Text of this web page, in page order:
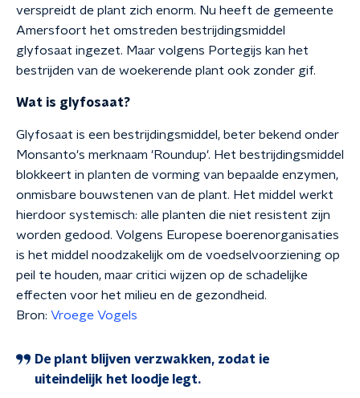
verspreidt de plant zich enorm. Nu heeft de gemeente
Amersfoort het omstreden bestrijdingsmiddel
glyfosaat ingezet. Maar volgens Portegijs kan het
bestrijden van de woekerende plant ook zonder gif.
Wat is glyfosaat?
Glyfosaat is een bestrijdingsmiddel, beter bekend onder
Monsanto's merknaam 'Roundup'. Het bestrijdingsmiddel
blokkeert in planten de vorming van bepaalde enzymen,
onmisbare bouwstenen van de plant. Het middel werkt
hierdoor systemisch: alle planten die niet resistent zijn
worden gedood. Volgens Europese boerenorganisaties
is het middel noodzakelijk om de voedselvoorziening op
peil te houden, maar critici wijzen op de schadelijke
effecten voor het milieu en de gezondheid.
Bron: Vroege Vogels
De plant blijven verzwakken, zodat ie
uiteindelijk het loodje legt.